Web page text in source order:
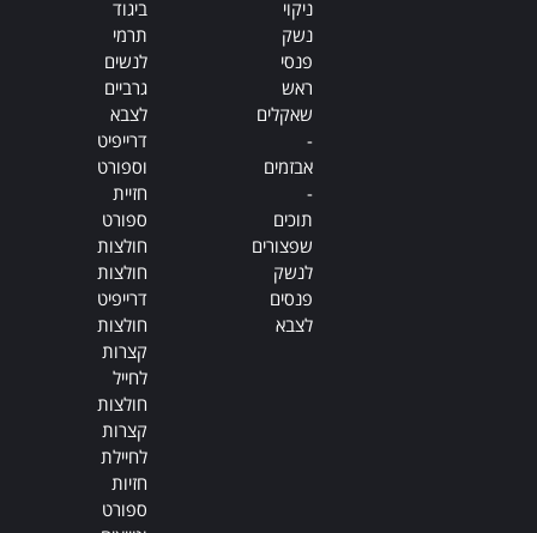
ניקוי
נשק
פנסי
ראש
שאקלים
-
אבזמים
-
תוכים
שפצורים
לנשק
פנסים
לצבא
ביגוד
תרמי
לנשים
גרביים
לצבא
דרייפיט
וספורט
חזיית
ספורט
חולצות
חולצות
דרייפיט
חולצות
קצרות
לחייל
חולצות
קצרות
לחיילת
חזיות
ספורט